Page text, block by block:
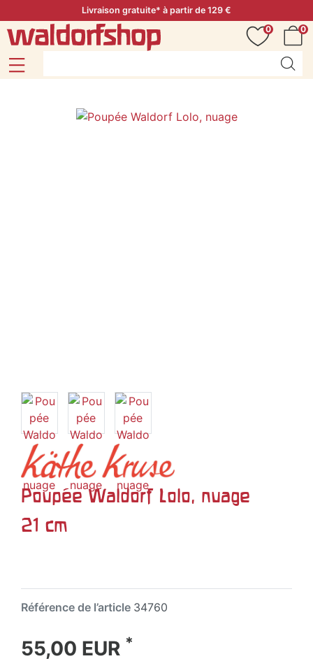
Livraison gratuite* à partir de 129 €
0
0
Poupée Waldorf Lolo, nuage
21 cm
Référence de l’article 34760
55,00 EUR *